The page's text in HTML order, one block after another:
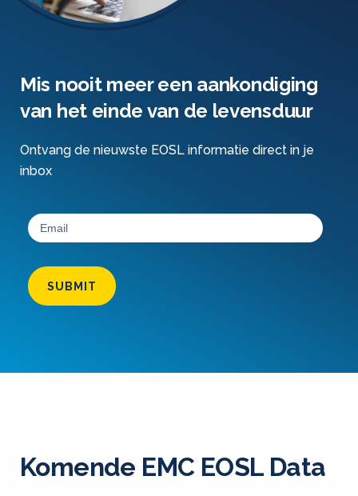
Mis nooit meer een aankondiging
van het einde van de levensduur
Ontvang de nieuwste EOSL informatie direct in je
inbox
SUBMIT
Komende EMC EOSL Data